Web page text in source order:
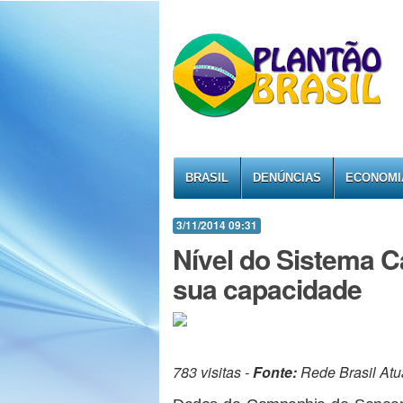
BRASIL DENÚNCIAS
3/11/2014 09:31
Nível do Sistema
sua capacidade
783 visitas -Fonte:Rede Brasil